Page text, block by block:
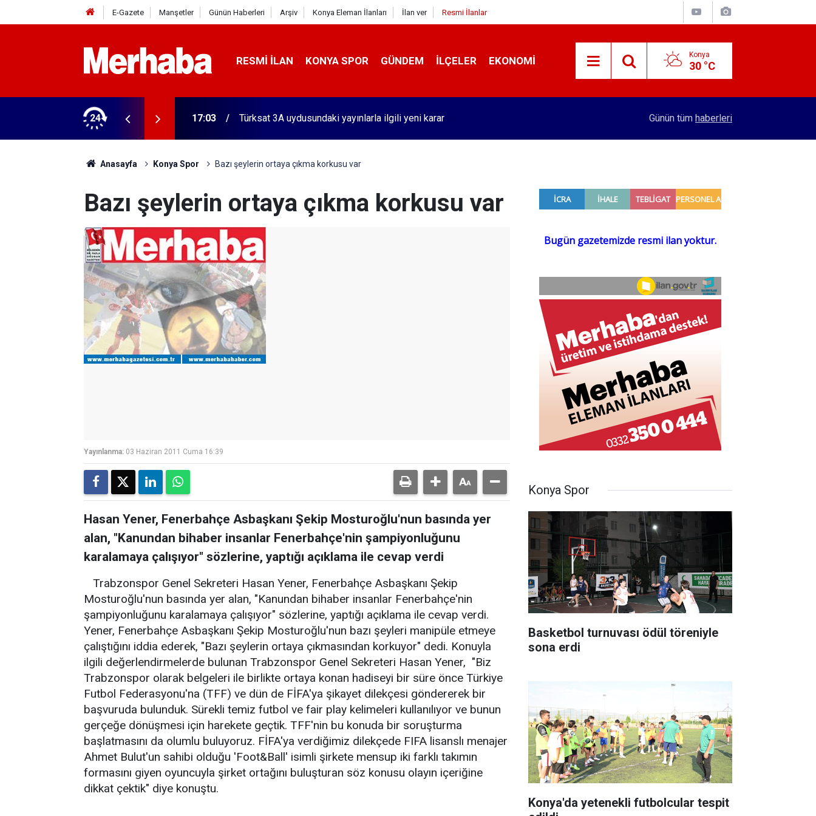
E-Gazete Manşetler Günün Haberleri Arşiv Konya Eleman İlanları İlan ver Resmi İlanlar
RESMI İLAN KONYA SPOR GÜNDEM İLÇELER EKONOMI Konya
30 °C
24 16:57 Türkiye'de benzin fiyatlarında tarihi olay! Bu 51 şehirde yeni dönem başladı Konya'dan 4 şehre hızlı tren hattı yapılacak!
Günün tüm haberleri
Anasayfa Konya Spor Bazı şeylerin ortaya çıkma korkusu var
Bazı şeylerin ortaya çıkma korkusu var
Yayınlanma: 03 Haziran 2011 Cuma 16:39
Hasan Yener, Fenerbahçe Asbaşkanı Şekip Mosturoğlu'nun basında yer
alan, "Kanundan bihaber insanlar Fenerbahçe'nin şampiyonluğunu
karalamaya çalışıyor" sözlerine, yaptığı açıklama ile cevap verdi
Trabzonspor Genel Sekreteri Hasan Yener, Fenerbahçe Asbaşkanı Şekip
Mosturoğlu'nun basında yer alan, "Kanundan bihaber insanlar Fenerbahçe'nin
şampiyonluğunu karalamaya çalışıyor" sözlerine, yaptığı açıklama ile cevap verdi.
Yener, Fenerbahçe Asbaşkanı Şekip Mosturoğlu'nun bazı şeyleri manipüle etmeye
çalıştığını iddia ederek, "Bazı şeylerin ortaya çıkmasından korkuyor" dedi. Konuyla
ilgili değerlendirmelerde bulunan Trabzonspor Genel Sekreteri Hasan Yener, "Biz
Trabzonspor olarak belgeleri ile birlikte ortaya konan hadiseyi bir süre önce Türkiye
Futbol Federasyonu'na (TFF) ve dün de FİFA'ya şikayet dilekçesi göndererek bir
başvuruda bulunduk. Sürekli temiz futbol ve fair play kelimeleri kullanılıyor ve bunun
gerçeğe dönüşmesi için harekete geçtik. TFF'nin bu konuda bir soruşturma
başlatmasını da olumlu buluyoruz. FİFA'ya verdiğimiz dilekçede FIFA lisanslı menajer
Ahmet Bulut'un sahibi olduğu 'Foot&Ball' isimli şirkete mensup iki farklı takımın
formasını giyen oyuncuyla şirket ortağını buluşturan söz konusu olayın içeriğine
dikkat çektik" diye konuştu.
Konya Spor
Basketbol turnuvası ödül töreniyle
sona erdi
Konya'da yetenekli futbolcular tespit